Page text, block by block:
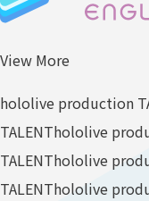
View More
hololive production
TALENThololive
TALENThololive
TALENThololive